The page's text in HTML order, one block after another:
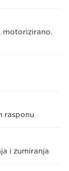
motorizirano.
rasponu
i zumiranja